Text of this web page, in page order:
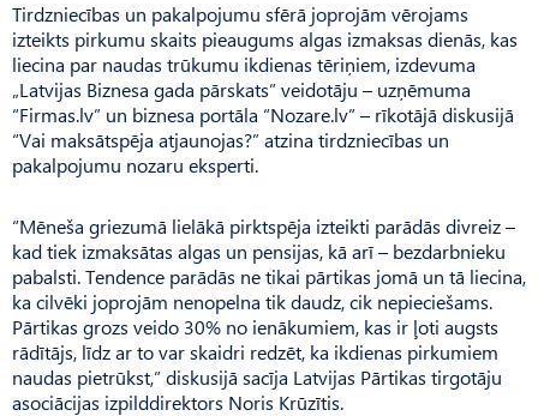
Tirdzniecības un pakalpojumu sfērā joprojām vērojams
izteikts pirkumu skaits pieaugums algas izmaksas dienās, kas
liecina par naudas trūkumu ikdienas tēriņiem, izdevuma
„Latvijas Biznesa gada pārskats” veidotāju – uzņēmuma
“Firmas.lv” un biznesa portāla “Nozare.lv” – rīkotājā diskusijā
“Vai maksātspēja atjaunojas?” atzina tirdzniecības un
pakalpojumu nozaru eksperti.
“Mēneša griezumā lielākā pirktspēja izteikti parādās divreiz –
kad tiek izmaksātas algas un pensijas, kā arī – bezdarbnieku
pabalsti. Tendence parādās ne tikai pārtikas jomā un tā liecina,
ka cilvēki joprojām nenopelna tik daudz, cik nepieciešams.
Pārtikas grozs veido 30% no ienākumiem, kas ir ļoti augsts
rādītājs, līdz ar to var skaidri redzēt, ka ikdienas pirkumiem
naudas pietrūkst,” diskusijā sacīja Latvijas Pārtikas tirgotāju
asociācijas izpilddirektors Noris Krūzītis.